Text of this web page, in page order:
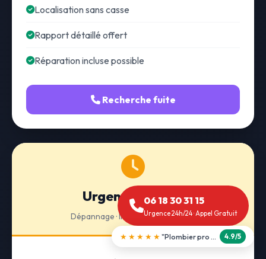
Localisation sans casse
Rapport détaillé offert
Réparation incluse possible
Recherche fuite
Urgence 24h/24
Dépannage · Intervention express
06 18 30 31 15
Urgence 24h/24 · Appel Gratuit
★★★★★ "Débouchage WC en 30 min" 5.0/5